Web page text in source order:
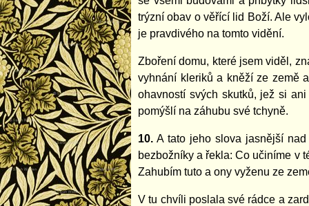
trýzní obav o věřící lid Boží. Ale
je pravdivého na tomto vidění.
Zboření domu, které jsem viděl,
vyhnání kleriků a kněží ze země
ohavností svých skutků, jež si
pomýšlí na záhubu své tchyně.
10. A tato jeho slova jasnější
bezbožníky a řekla: Co učiníme v
Zahubím tuto a ony vyženu ze
V tu chvíli poslala své rádce a